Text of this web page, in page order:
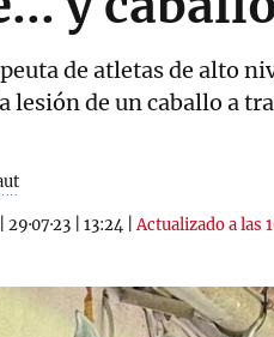
de atletas de alto
lesión de un caballo a
29·07·23 13:24 |Actualizado a las